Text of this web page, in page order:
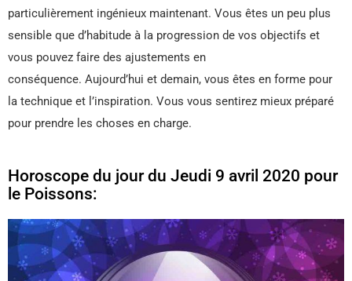
particulièrement ingénieux maintenant. Vous êtes un peu plus
sensible que d’habitude à la progression de vos objectifs et
vous pouvez faire des ajustements en
conséquence. Aujourd’hui et demain, vous êtes en forme pour
la technique et l’inspiration. Vous vous sentirez mieux préparé
pour prendre les choses en charge.
Horoscope du jour du Jeudi 9 avril 2020 pour
le Poissons: